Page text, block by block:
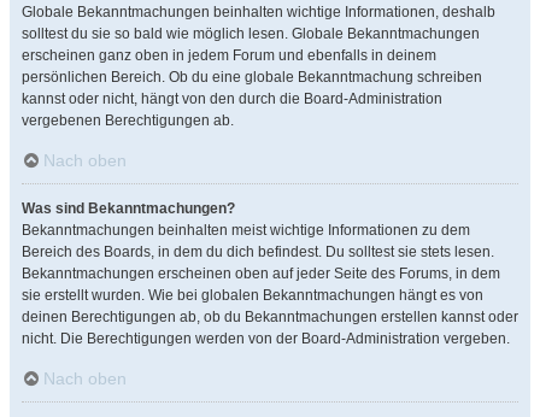
Globale Bekanntmachungen beinhalten wichtige Informationen, deshalb
solltest du sie so bald wie möglich lesen. Globale Bekanntmachungen
erscheinen ganz oben in jedem Forum und ebenfalls in deinem
persönlichen Bereich. Ob du eine globale Bekanntmachung schreiben
kannst oder nicht, hängt von den durch die Board-Administration
vergebenen Berechtigungen ab.
Nach oben
Was sind Bekanntmachungen?
Bekanntmachungen beinhalten meist wichtige Informationen zu dem
Bereich des Boards, in dem du dich befindest. Du solltest sie stets lesen.
Bekanntmachungen erscheinen oben auf jeder Seite des Forums, in dem
sie erstellt wurden. Wie bei globalen Bekanntmachungen hängt es von
deinen Berechtigungen ab, ob du Bekanntmachungen erstellen kannst oder
nicht. Die Berechtigungen werden von der Board-Administration vergeben.
Nach oben